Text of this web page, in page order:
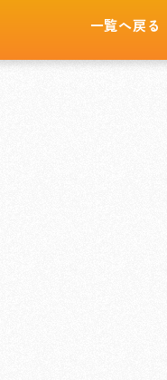
一覧へ戻る